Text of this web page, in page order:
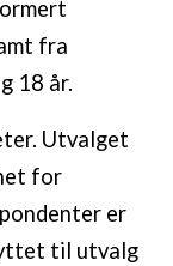
fra
18 år.
Utvalget
for
er
til utvalg